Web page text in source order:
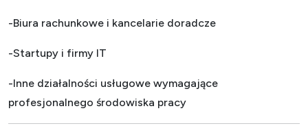
-Biura rachunkowe i kancelarie doradcze
-Startupy i firmy IT
-Inne działalności usługowe wymagające
profesjonalnego środowiska pracy